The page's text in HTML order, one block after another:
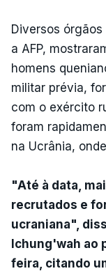
Diversos
a AFP,
homens
militar prévia,
com o exército
foram
na Ucrânia,
"Até à data,
recrutados e
ucraniana",
Ichung'wah ao
feira, citando